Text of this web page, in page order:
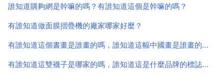
誰知道購夠網是幹嘛的嗎？有誰知道這個是幹嘛的嗎？
有誰知道做面膜摺疊機的廠家哪家好麼？
有誰知道這個書畫是誰畫的嗎，誰知道這幅中國畫是誰畫的，畫的什麼地方？有什麼含義？
有誰知道這雙襪子是哪家的嗎，誰知道這是什麼品牌的標誌？圖片中時雙襪子。